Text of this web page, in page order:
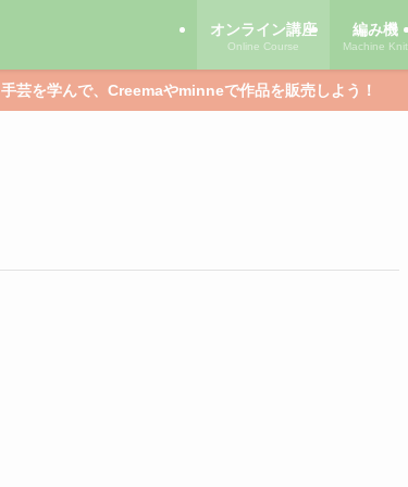
オンライン講座
Online Course
編み機
Machine Knit
手芸を学んで、Creemaやminneで作品を販売しよう！